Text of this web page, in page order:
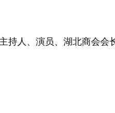
持人、演员、湖北商会会